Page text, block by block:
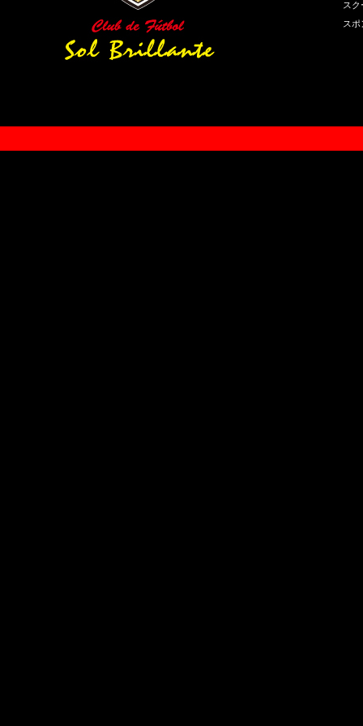
スク
スポ